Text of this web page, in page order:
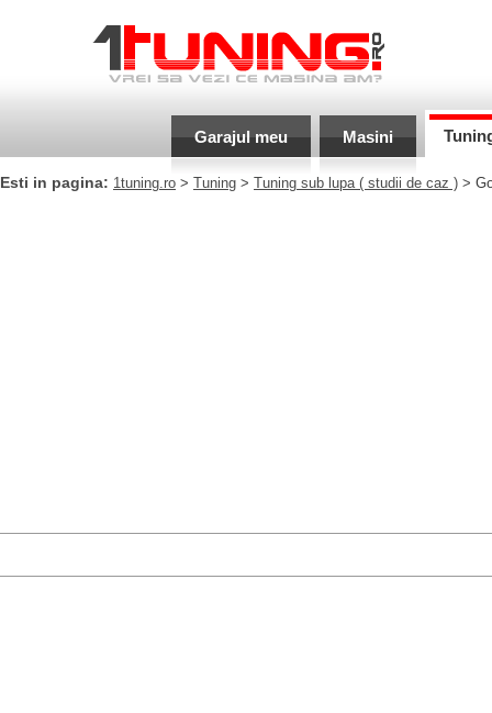
Garajul meu Masini
Esti in pagina: 1tuning.ro > Tuning > Tuning sub lupa ( studii de caz ) >